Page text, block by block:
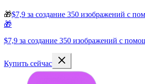
🎁$7,9 за создание 350 изображений с
🎁
$7,9 за создание 350 изображений с
Купить сейчас